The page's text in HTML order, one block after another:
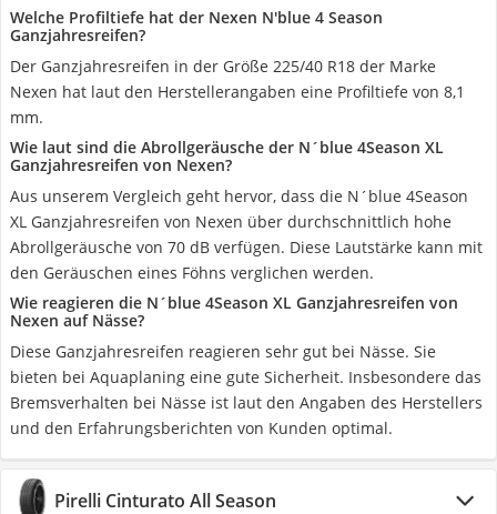
Welche Profiltiefe hat der Nexen N'blue 4 Season
Ganzjahresreifen?
Der Ganzjahresreifen in der Größe 225/40 R18 der Marke
Nexen hat laut den Herstellerangaben eine Profiltiefe von 8,1
mm.
Wie laut sind die Abrollgeräusche der N´blue 4Season XL
Ganzjahresreifen von Nexen?
Aus unserem Vergleich geht hervor, dass die N´blue 4Season
XL Ganzjahresreifen von Nexen über durchschnittlich hohe
Abrollgeräusche von 70 dB verfügen. Diese Lautstärke kann mit
den Geräuschen eines Föhns verglichen werden.
Wie reagieren die N´blue 4Season XL Ganzjahresreifen von
Nexen auf Nässe?
Diese Ganzjahresreifen reagieren sehr gut bei Nässe. Sie
bieten bei Aquaplaning eine gute Sicherheit. Insbesondere das
Bremsverhalten bei Nässe ist laut den Angaben des Herstellers
und den Erfahrungsberichten von Kunden optimal.
Pirelli Cinturato All Season